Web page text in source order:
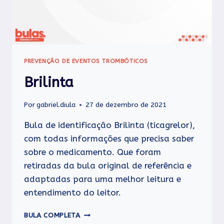
PREVENÇÃO DE EVENTOS TROMBÓTICOS
Brilinta
Porgabriel.diula 27 de dezembro de 2021
Bula de identificação Brilinta (ticagrelor),
com todas informações que precisa saber
sobre o medicamento. Que foram
retiradas da bula original de referência e
adaptadas para uma melhor leitura e
entendimento do leitor.
BULA COMPLETA BRILINTA